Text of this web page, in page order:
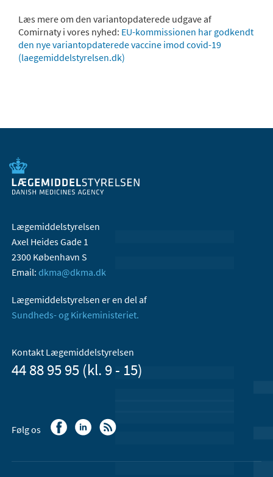
Læs mere om den variantopdaterede udgave af
Comirnaty i vores nyhed: EU-kommissionen har godkendt
den nye variantopdaterede vaccine imod covid-19
(laegemiddelstyrelsen.dk)
Lægemiddelstyrelsen
Axel Heides Gade 1
2300 København S
Email: dkma@dkma.dk
Lægemiddelstyrelsen er en del af
Sundheds- og Kirkeministeriet.
Kontakt Lægemiddelstyrelsen
44 88 95 95 (kl. 9 - 15)
Følg os